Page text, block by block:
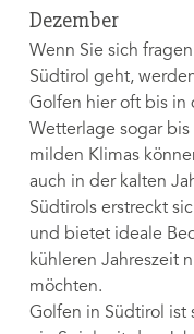
Dezember
Wenn Sie sich
Südtirol geht,
Golfen hier oft bis in
Wetterlage sogar
milden Klimas
auch in der kalten
Südtirols erstreckt
und bietet ideale
kühleren Jahreszeit
möchten.
Golfen in Südtirol ist